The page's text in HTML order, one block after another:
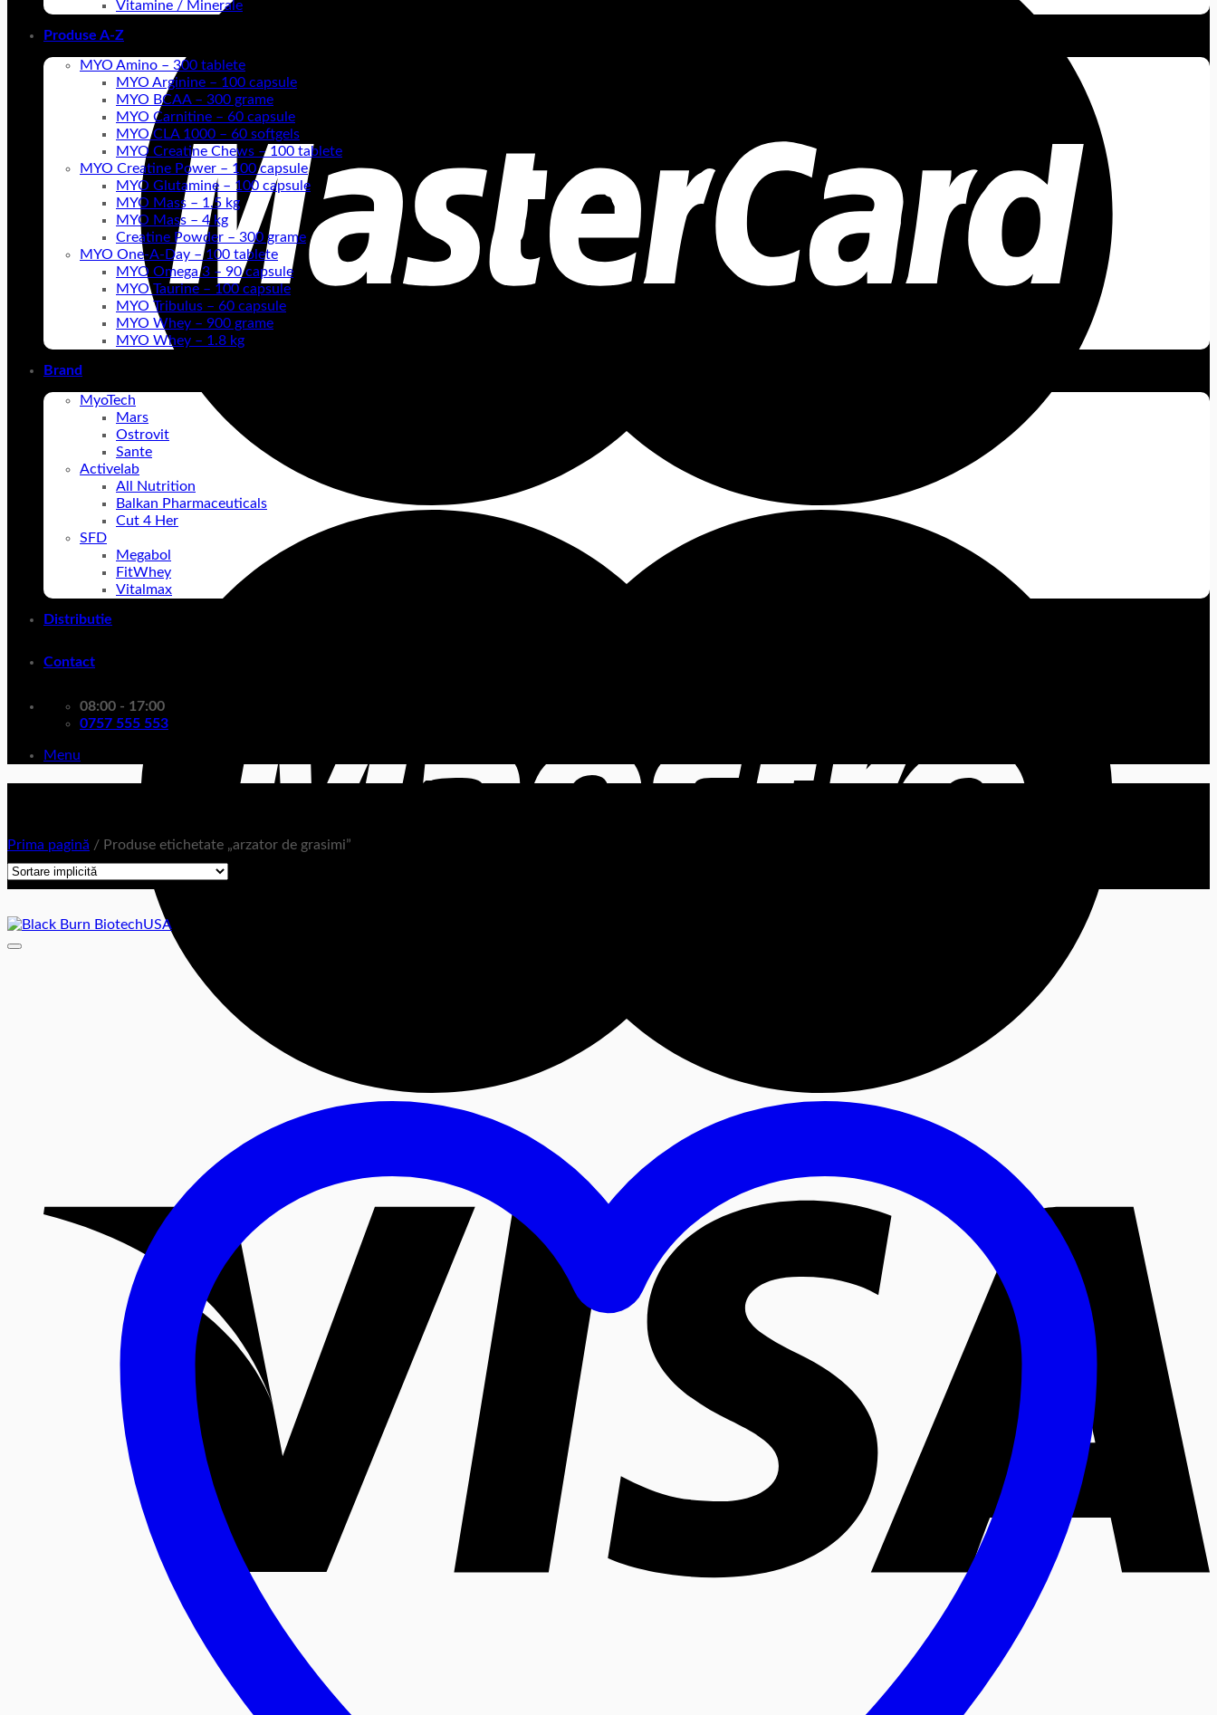
Vitamine / Minerale
Produse A-Z
MYO Amino – 300 tablete
MYO Arginine – 100 capsule
MYO BCAA – 300 grame
MYO Carnitine – 60 capsule
MYO CLA 1000 – 60 softgels
MYO Creatine Chews – 100 tablete
MYO Creatine Power – 100 capsule
MYO Glutamine – 100 capsule
MYO Mass – 1.5 kg
MYO Mass – 4 kg
Creatine Powder – 300 grame
MYO One-A-Day – 100 tablete
MYO Omega 3 – 90 capsule
MYO Taurine – 100 capsule
MYO Tribulus – 60 capsule
MYO Whey – 900 grame
MYO Whey – 1.8 kg
Brand
MyoTech
Mars
Ostrovit
Sante
Activelab
All Nutrition
Balkan Pharmaceuticals
Cut 4 Her
SFD
Megabol
FitWhey
Vitalmax
Distributie
Contact
08:00 - 17:00
0757 555 553
Menu
Prima pagină / Produse etichetate „arzator de grasimi”